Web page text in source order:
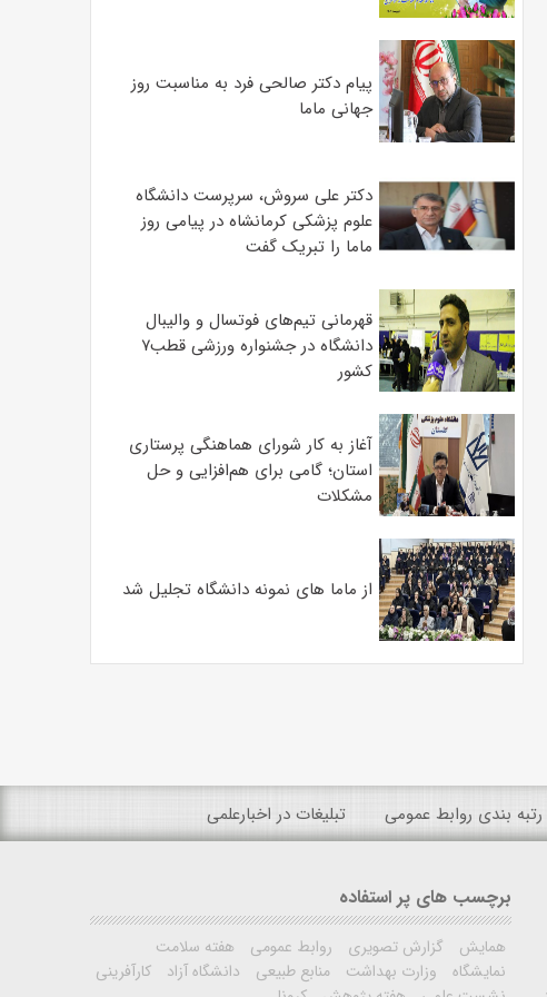
پیام دکتر صالحی فرد به مناسبت روز
جهانی ماما
دکتر علی سروش، سرپرست دانشگاه
علوم پزشکی کرمانشاه در پیامی روز
ماما را تبریک گفت
قهرمانی تیم‌های فوتسال و والیبال
دانشگاه در جشنواره ورزشی قطب۷
کشور
آغاز به کار شورای هماهنگی پرستاری
استان؛ گامی برای هم‌افزایی و حل
مشکلات
از ماما های نمونه دانشگاه تجلیل شد
رتبه بندی روابط عمومی تبلیغات در اخبارعلمی
برچسب های پر استفاده
همایش گزارش تصویری روابط عمومی
هفته سلامت
نمایشگاه
وزارت بهداشت منابع طبیعی دانشگاه آزاد
کارآفرینی